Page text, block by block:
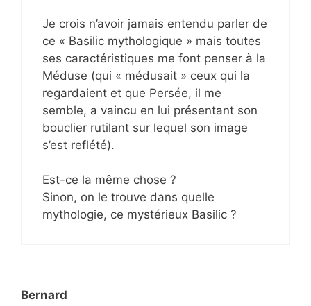
Je crois n’avoir jamais entendu parler de
ce « Basilic mythologique » mais toutes
ses caractéristiques me font penser à la
Méduse (qui « médusait » ceux qui la
regardaient et que Persée, il me
semble, a vaincu en lui présentant son
bouclier rutilant sur lequel son image
s’est reflété).
Est-ce la même chose ?
Sinon, on le trouve dans quelle
mythologie, ce mystérieux Basilic ?
Bernard